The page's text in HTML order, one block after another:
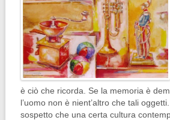
è ciò che ricorda. Se la memoria è
l’uomo non è nient’altro che tali
sospetto che una certa cultura